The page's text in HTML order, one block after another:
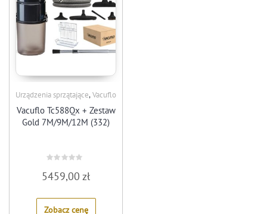
Urządzenia sprzątające,Vacuflo
Vacuflo Tc588Qx + Zestaw
Gold 7M/9M/12M (332)
0
out
5
5459,00zł
Zobacz cenę